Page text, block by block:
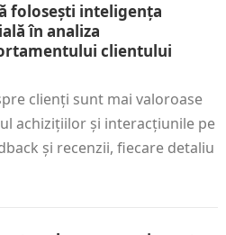
folosești inteligența
în analiza
clientului
clienți sunt mai valoroase
achizițiilor și interacțiunile pe
și recenzii, fiecare detaliu